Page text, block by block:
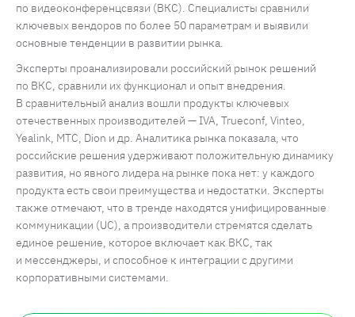
по видеоконференцсвязи (ВКС). Специалисты сравнили
ключевых вендоров по более 50 параметрам и выявили
основные тенденции в развитии рынка.
Эксперты проанализировали российский рынок решений
по ВКС, сравнили их функционал и опыт внедрения.
В сравнительный анализ вошли продукты ключевых
отечественных производителей — IVA, Trueconf, Vinteo,
Yealink, МТС, Dion и др. Аналитика рынка показала, что
российские решения удерживают положительную динамику
развития, но явного лидера на рынке пока нет: у каждого
продукта есть свои преимущества и недостатки. Эксперты
также отмечают, что в тренде находятся унифицированные
коммуникации (UC), а производители стремятся сделать
единое решение, которое включает как ВКС, так
и мессенджеры, и способное к интеграции с другими
корпоративными системами.